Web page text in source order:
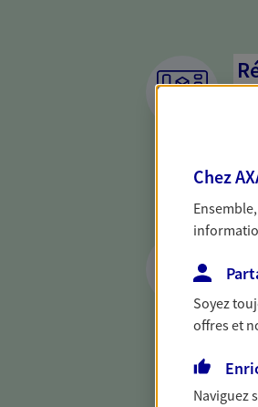
et
Chez
Soyez
offres et
Naviguez